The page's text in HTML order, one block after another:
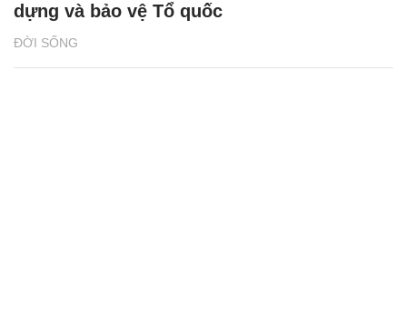
ĐỜI SỐNG
dựng và bảo vệ Tổ quốc